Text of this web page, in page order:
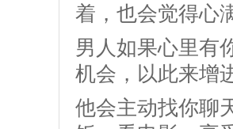
着，也会觉得心
男人如果心里有
机会，以此来增
他会主动找你聊